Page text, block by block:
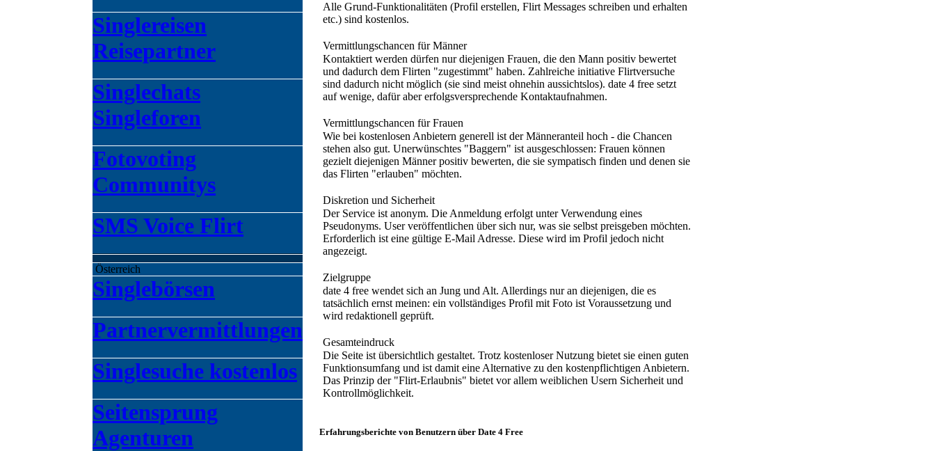
Singlereisen
Reisepartner
Singlechats
Singleforen
Fotovoting
Communitys
SMS Voice Flirt
Österreich
Singlebörsen
Partnervermittlungen
Singlesuche kostenlos
Seitensprung
Agenturen
Alle Grund-Funktionalitäten (Profil erstellen, Flirt Messages schreiben und erhalten
etc.) sind kostenlos.
Vermittlungschancen für Männer
Kontaktiert werden dürfen nur diejenigen Frauen, die den Mann positiv bewertet
und dadurch dem Flirten "zugestimmt" haben. Zahlreiche initiative Flirtversuche
sind dadurch nicht möglich (sie sind meist ohnehin aussichtslos). date 4 free setzt
auf wenige, dafür aber erfolgsversprechende Kontaktaufnahmen.
Vermittlungschancen für Frauen
Wie bei kostenlosen Anbietern generell ist der Männeranteil hoch - die Chancen
stehen also gut. Unerwünschtes "Baggern" ist ausgeschlossen: Frauen können
gezielt diejenigen Männer positiv bewerten, die sie sympatisch finden und denen sie
das Flirten "erlauben" möchten.
Diskretion und Sicherheit
Der Service ist anonym. Die Anmeldung erfolgt unter Verwendung eines
Pseudonyms. User veröffentlichen über sich nur, was sie selbst preisgeben möchten.
Erforderlich ist eine gültige E-Mail Adresse. Diese wird im Profil jedoch nicht
angezeigt.
Zielgruppe
date 4 free wendet sich an Jung und Alt. Allerdings nur an diejenigen, die es
tatsächlich ernst meinen: ein vollständiges Profil mit Foto ist Voraussetzung und
wird redaktionell geprüft.
Gesamteindruck
Die Seite ist übersichtlich gestaltet. Trotz kostenloser Nutzung bietet sie einen guten
Funktionsumfang und ist damit eine Alternative zu den kostenpflichtigen Anbietern.
Das Prinzip der "Flirt-Erlaubnis" bietet vor allem weiblichen Usern Sicherheit und
Kontrollmöglichkeit.
Erfahrungsberichte von Benutzern über Date 4 Free